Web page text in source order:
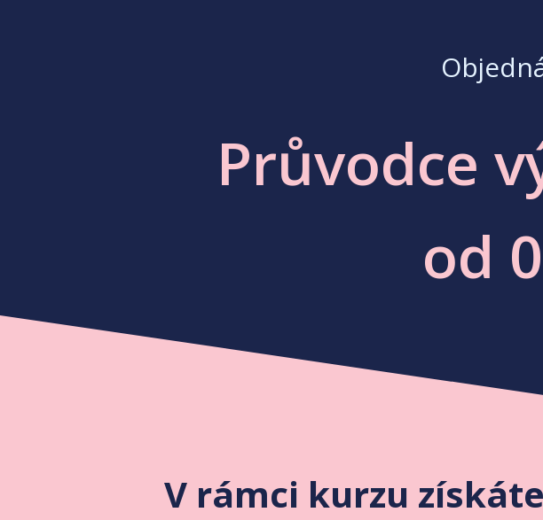
Průvodce
od
V rámci kurzu